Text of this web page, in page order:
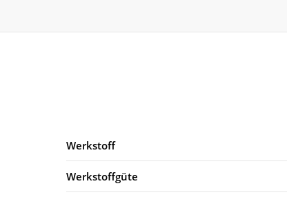
Werkstoff
Werkstoffgüte